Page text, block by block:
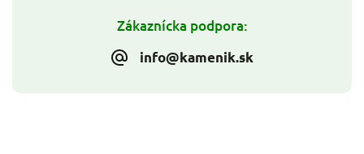
Zákaznícka podpora:
info@kamenik.sk